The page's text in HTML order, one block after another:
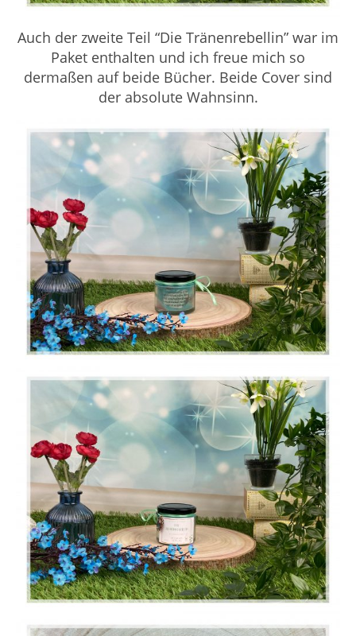
Auch der zweite Teil “Die Tränenrebellin” war im
Paket enthalten und ich freue mich so
dermaßen auf beide Bücher. Beide Cover sind
der absolute Wahnsinn.